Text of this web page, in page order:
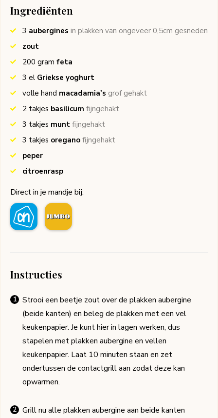
Ingrediënten
3 aubergines in plakken van ongeveer 0,5cm gesneden
zout
200 gram feta
3 el Griekse yoghurt
volle hand macadamia's grof gehakt
2 takjes basilicum fijngehakt
3 takjes munt fijngehakt
3 takjes oregano fijngehakt
peper
citroenrasp
Direct in je mandje bij:
Instructies
Strooi een beetje zout over de plakken aubergine
(beide kanten) en beleg de plakken met een vel
keukenpapier. Je kunt hier in lagen werken, dus
stapelen met plakken aubergine en vellen
keukenpapier. Laat 10 minuten staan en zet
ondertussen de contactgrill aan zodat deze kan
opwarmen.
Grill nu alle plakken aubergine aan beide kanten